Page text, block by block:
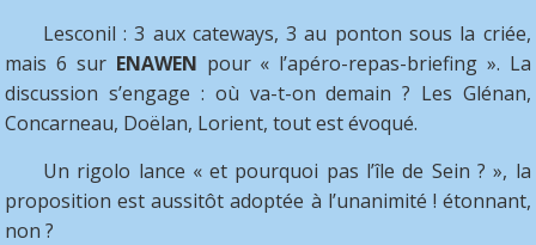
Lesconil : 3 aux cateways, 3 au ponton sous la criée,
mais 6 sur ENAWEN pour « l’apéro-repas-briefing ». La
discussion s’engage : où va-t-on demain ? Les Glénan,
Concarneau, Doëlan, Lorient, tout est évoqué.
Un rigolo lance « et pourquoi pas l’île de Sein ? », la
proposition est aussitôt adoptée à l’unanimité ! étonnant,
non ?